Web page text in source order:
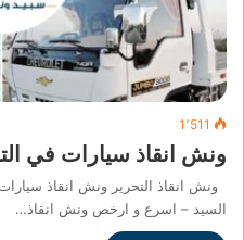
1٬511
ونش انقاذ سيارات في
ونش انقاذ التحرير ونش انقاذ
السيد – اسرع و ارخص ونش انقاذ…